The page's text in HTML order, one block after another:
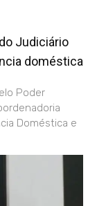
Judiciário
doméstica
Poder
Doméstica e